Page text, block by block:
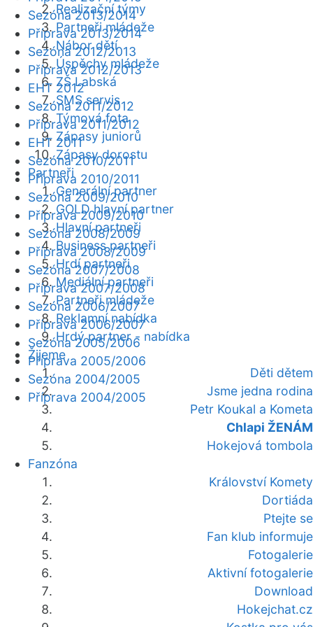
Realizační týmy
Partneři mládeže
Nábor dětí
Úspěchy mládeže
ZŠ Labská
SMS servis
Týmová fota
Zápasy juniorů
Zápasy dorostu
Partneři
Generální partner
GOLD hlavní partner
Hlavní partneři
Business partneři
Hrdí partneři
Mediální partneři
Partneři mládeže
Reklamní nabídka
Hrdý partner - nabídka
Žijeme
Děti dětem
Jsme jedna rodina
Petr Koukal a Kometa
Chlapi ŽENÁM
Hokejová tombola
Fanzóna
Království Komety
Dortiáda
Ptejte se
Fan klub informuje
Fotogalerie
Aktivní fotogalerie
Download
Hokejchat.cz
Sezóna 2013/2014
Příprava 2013/2014
Sezóna 2012/2013
Příprava 2012/2013
EHT 2012
Sezóna 2011/2012
Příprava 2011/2012
EHT 2011
Sezóna 2010/2011
Příprava 2010/2011
Sezóna 2009/2010
Příprava 2009/2010
Sezóna 2008/2009
Příprava 2008/2009
Sezóna 2007/2008
Příprava 2007/2008
Sezóna 2006/2007
Příprava 2006/2007
Sezóna 2005/2006
Příprava 2005/2006
Sezóna 2004/2005
Příprava 2004/2005